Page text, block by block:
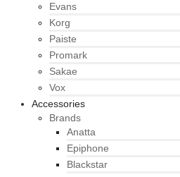
Evans
Korg
Paiste
Promark
Sakae
Vox
Accessories
Brands
Anatta
Epiphone
Blackstar